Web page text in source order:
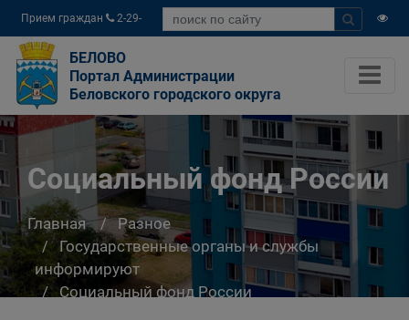
Прием граждан
2-29-
04
БЕЛОВО
Портал Администрации
Беловского городского округа
Социальный фонд России
Главная
Разное
Государственные органы и службы
информируют
Социальный фонд России